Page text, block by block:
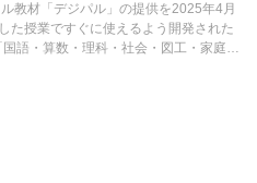
教材「デジパル」の提供を2025年4月
た授業ですぐに使えるよう開発された
語・算数・理科・社会・図工・家庭